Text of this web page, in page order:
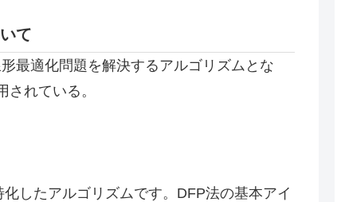
て
最適化問題を解決するアルゴリズムとな
れている。
したアルゴリズムです。DFP法の基本アイ